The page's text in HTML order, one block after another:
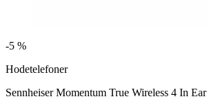
-5 %
Hodetelefoner
Sennheiser Momentum True Wireless 4 In Ear